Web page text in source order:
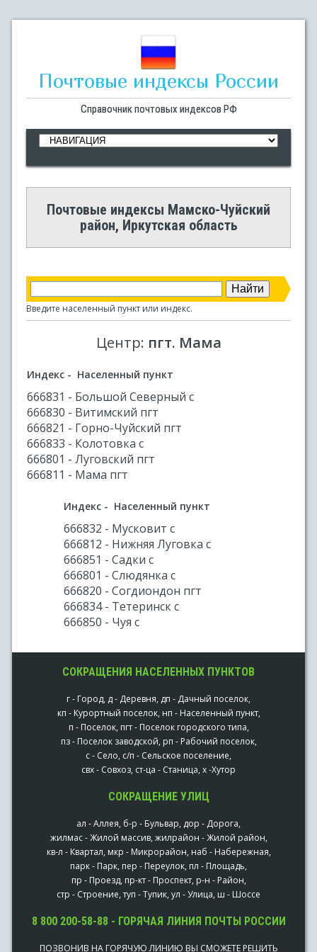
Почтовые индексы России
Справочник почтовых индексов РФ
Почтовые индексы Мамско-Чуйский
район, Иркутская область
Введите населенный пункт или индекс.
Центр: пгт. Мама
Индекс - Населенный пункт
666831 - Большой Северный с
666830 - Витимский пгт
666821 - Горно-Чуйский пгт
666833 - Колотовка с
666801 - Луговский пгт
666811 - Мама пгт
Индекс - Населенный пункт
666832 - Мусковит с
666812 - Нижняя Луговка с
666851 - Садки с
666801 - Слюдянка с
666820 - Согдиондон пгт
666834 - Тетеринск с
666850 - Чуя с
СОКРАЩЕНИЯ НАСЕЛЕННЫХ ПУНКТОВ
г - Город, д - Деревня, дп - Дачный поселок,
кп - Курортный поселок, нп - Населенный пункт,
п - Поселок, пгт - Поселок городского типа,
пз - Поселок заводской, рп - Рабочий поселок,
с - Село, с/п - Сельское поселение,
свх - Совхоз, ст-ца - Станица, х -Хутор
СОКРАЩЕНИЕ УЛИЦ
ал - Аллея, б-р - Бульвар, дор - Дорога,
жилмас - Жилой массив, жилрайон - Жилой район,
кв-л - Квартал, мкр - Микрорайон, наб - Набережная,
парк - Парк, пер - Переулок, пл - Площадь,
пр - Проезд, пр-кт - Проспект, р-н - Район,
стр - Строение, туп - Тупик, ул - Улица, ш - Шоссе
8 800 200-58-88 - ГОРЯЧАЯ ЛИНИЯ ПОЧТЫ РОССИИ
ПОЗВОНИВ НА ГОРЯЧУЮ ЛИНИЮ ВЫ СМОЖЕТЕ РЕШИТЬ